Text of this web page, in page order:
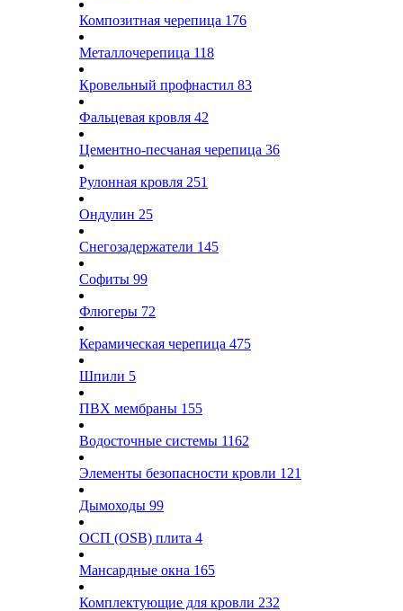
Композитная черепица 176
Металлочерепица 118
Кровельный профнастил 83
Фальцевая кровля 42
Цементно-песчаная черепица 36
Рулонная кровля 251
Ондулин 25
Снегозадержатели 145
Софиты 99
Флюгеры 72
Керамическая черепица 475
Шпили 5
ПВХ мембраны 155
Водосточные системы 1162
Элементы безопасности кровли 121
Дымоходы 99
ОСП (OSB) плита 4
Мансардные окна 165
Комплектующие для кровли 232